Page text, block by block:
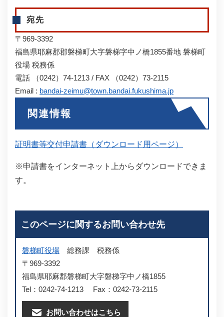
宛先
〒969-3392
福島県耶麻郡郡磐梯町大字磐梯字中ノ橋1855番地 磐梯町
役場 税務係
電話 （0242）74-1213 / FAX （0242）73-2115
Email : bandai-zeimu@town.bandai.fukushima.jp
関連情報
証明書等交付申請書（ダウンロード用ページ）
※申請書をインターネット上からダウンロードできま
す。
このページに関するお問い合わせ先
磐梯町役場 総務課
税務係
〒969-3392
福島県耶麻郡磐梯町大字磐梯字中ノ橋1855
Tel：0242-74-1213
Fax：0242-73-2115
お問い合わせはこちら